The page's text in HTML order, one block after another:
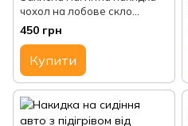
чохол на лобове скло
автомобіля від замерзання,
снігу, інею
450 грн
Купити